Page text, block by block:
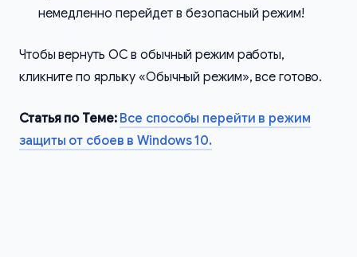
немедленно перейдет в безопасный режим!
Чтобы вернуть ОС в обычный режим работы,
кликните по ярлыку «Обычный режим», все готово.
Статья по Теме: Все способы перейти в режим
защиты от сбоев в Windows 10.